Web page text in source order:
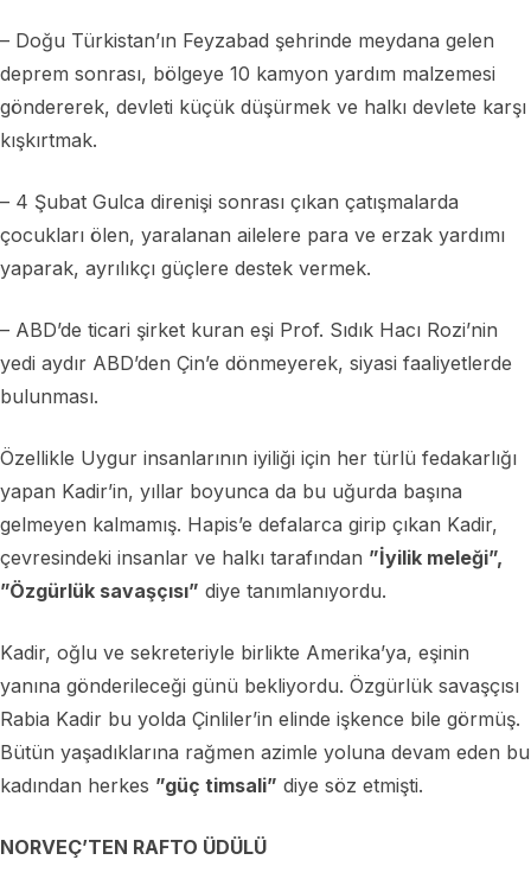
– Doğu Türkistan’ın Feyzabad şehrinde meydana gelen
deprem sonrası, bölgeye 10 kamyon yardım malzemesi
göndererek, devleti küçük düşürmek ve halkı devlete karşı
kışkırtmak.
– 4 Şubat Gulca direnişi sonrası çıkan çatışmalarda
çocukları ölen, yaralanan ailelere para ve erzak yardımı
yaparak, ayrılıkçı güçlere destek vermek.
– ABD’de ticari şirket kuran eşi Prof. Sıdık Hacı Rozi’nin
yedi aydır ABD’den Çin’e dönmeyerek, siyasi faaliyetlerde
bulunması.
Özellikle Uygur insanlarının iyiliği için her türlü fedakarlığı
yapan Kadir’in, yıllar boyunca da bu uğurda başına
gelmeyen kalmamış. Hapis’e defalarca girip çıkan Kadir,
çevresindeki insanlar ve halkı tarafından ”İyilik meleği”,
”Özgürlük savaşçısı” diye tanımlanıyordu.
Kadir, oğlu ve sekreteriyle birlikte Amerika’ya, eşinin
yanına gönderileceği günü bekliyordu. Özgürlük savaşçısı
Rabia Kadir bu yolda Çinliler’in elinde işkence bile görmüş.
Bütün yaşadıklarına rağmen azimle yoluna devam eden bu
kadından herkes ”güç timsali” diye söz etmişti.
NORVEÇ’TEN RAFTO ÜDÜLÜ